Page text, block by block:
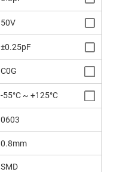
50V
±0.25pF
C0G
-55°C ~ +125°C
0603
0.8mm
SMD